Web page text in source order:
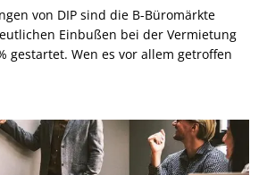
von DIP sind die B-Büromärkte
Einbußen bei der Vermietung
gestartet. Wen es vor allem getroffen